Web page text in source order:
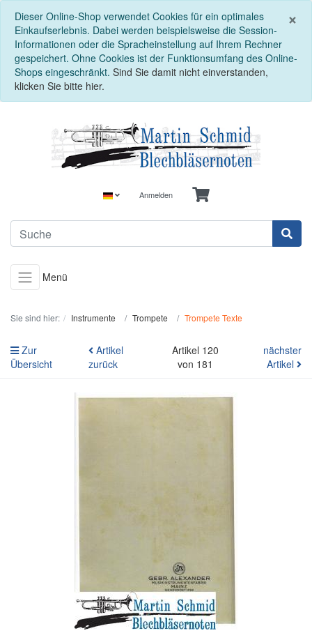
×
Dieser Online-Shop verwendet Cookies für ein optimales
Einkaufserlebnis. Dabei werden beispielsweise die Session-
Informationen oder die Spracheinstellung auf Ihrem Rechner
gespeichert. Ohne Cookies ist der Funktionsumfang des Online-
Shops eingeschränkt. Sind Sie damit nicht einverstanden,
klicken Sie bitte hier.
Anmelden
Menü
Sie sind hier: Instrumente Trompete Trompete Texte
Zur
Übersicht
Artikel
zurück
Artikel 120
von 181
nächster
Artikel